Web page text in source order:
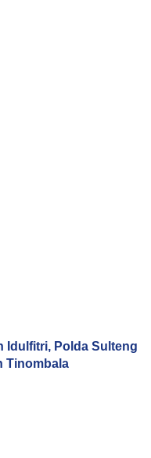
Idulfitri, Polda Sulteng
Tinombala